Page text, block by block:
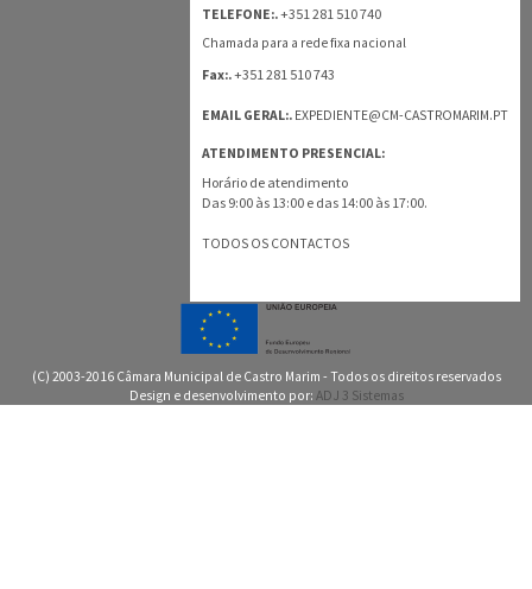
TELEFONE:.+351 281 510 740
Chamada para a rede fixa nacional
Fax:.+351 281 510 743
EMAIL GERAL:. EXPEDIENTE@CM-CASTROMARIM.PT
ATENDIMENTO PRESENCIAL:
Horário de atendimento
Das 9:00 às 13:00 e das 14:00 às 17:00.
TODOS OS CONTACTOS
(C) 2003-2016 Câmara Municipal de Castro Marim - Todos os direitos reservados
Design e desenvolvimento por: ADJ 3 Sistemas